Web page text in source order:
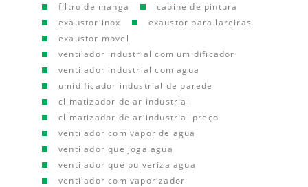
filtro de manga
cabine de pintura
exaustor inox
exaustor para lareiras
exaustor movel
ventilador industrial com umidificador
ventilador industrial com agua
umidificador industrial de parede
climatizador de ar industrial
climatizador de ar industrial preço
ventilador com vapor de agua
ventilador que joga agua
ventilador que pulveriza agua
ventilador com vaporizador